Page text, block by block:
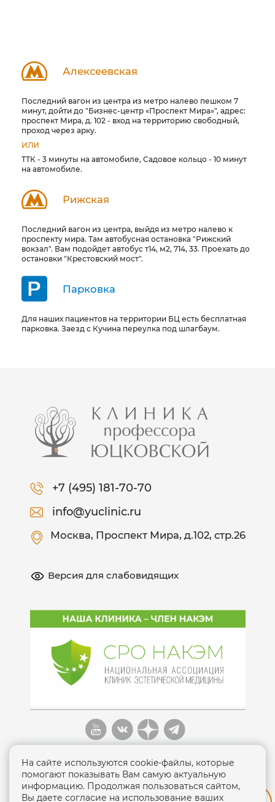
Алексеевская
Последний вагон из центра из метро налево пешком 7
минут, дойти до "Бизнес-центр «Проспект Мира»", адрес:
проспект Мира, д. 102 - вход на территорию свободный,
проход через арку.
ИЛИ
ТТК - 3 минуты на автомобиле, Садовое кольцо - 10 минут
на автомобиле.
Рижская
Последний вагон из центра, выйдя из метро налево к
проспекту мира. Там автобусная остановка "Рижский
вокзал". Вам подойдет автобус т14, м2, 714, 33. Проехать до
остановки "Крестовский мост".
Парковка
Для наших пациентов на территории БЦ есть бесплатная
парковка. Заезд с Кучина переулка под шлагбаум.
+7 (495) 181-70-70
info@yuclinic.ru
Москва, Проспект Мира, д.102, стр.26
Версия для слабовидящих
На сайте используются cookie-файлы, которые
помогают показывать Вам самую актуальную
информацию. Продолжая пользоваться сайтом,
Вы даете согласие на использование ваших